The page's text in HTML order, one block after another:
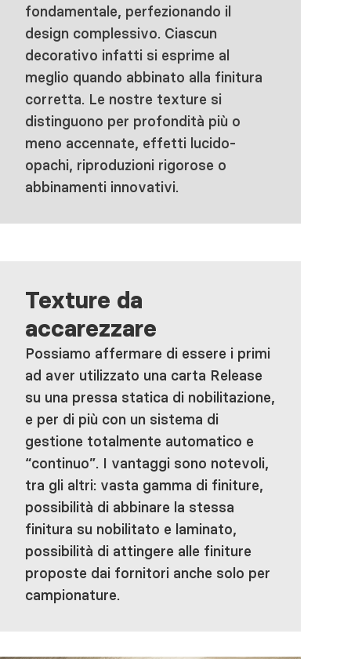
fondamentale, perfezionando il
design complessivo. Ciascun
decorativo infatti si esprime al
meglio quando abbinato alla finitura
corretta. Le nostre texture si
distinguono per profondità più o
meno accennate, effetti lucido-
opachi, riproduzioni rigorose o
abbinamenti innovativi.
Texture da
accarezzare
Possiamo affermare di essere i primi
ad aver utilizzato una carta Release
su una pressa statica di nobilitazione,
e per di più con un sistema di
gestione totalmente automatico e
“continuo”. I vantaggi sono notevoli,
tra gli altri: vasta gamma di finiture,
possibilità di abbinare la stessa
finitura su nobilitato e laminato,
possibilità di attingere alle finiture
proposte dai fornitori anche solo per
campionature.